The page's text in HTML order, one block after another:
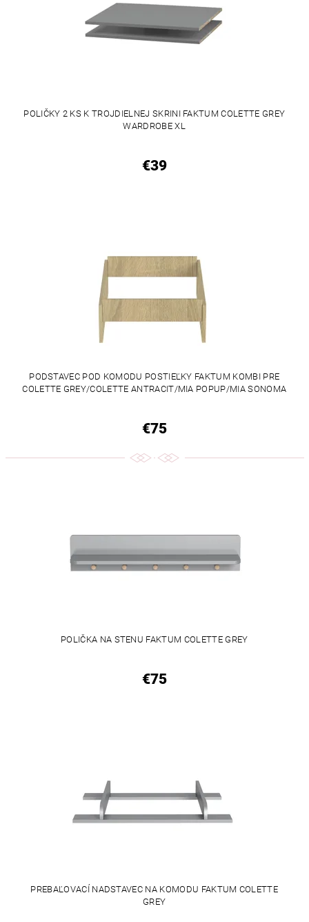
POLIČKY 2 KS K TROJDIELNEJ SKRINI FAKTUM COLETTE GREY
WARDROBE XL
€39
PODSTAVEC POD KOMODU POSTIEĽKY FAKTUM KOMBI PRE
COLETTE GREY/COLETTE ANTRACIT/MIA POPUP/MIA SONOMA
€75
POLIČKA NA STENU FAKTUM COLETTE GREY
€75
PREBAĽOVACÍ NADSTAVEC NA KOMODU FAKTUM COLETTE
GREY